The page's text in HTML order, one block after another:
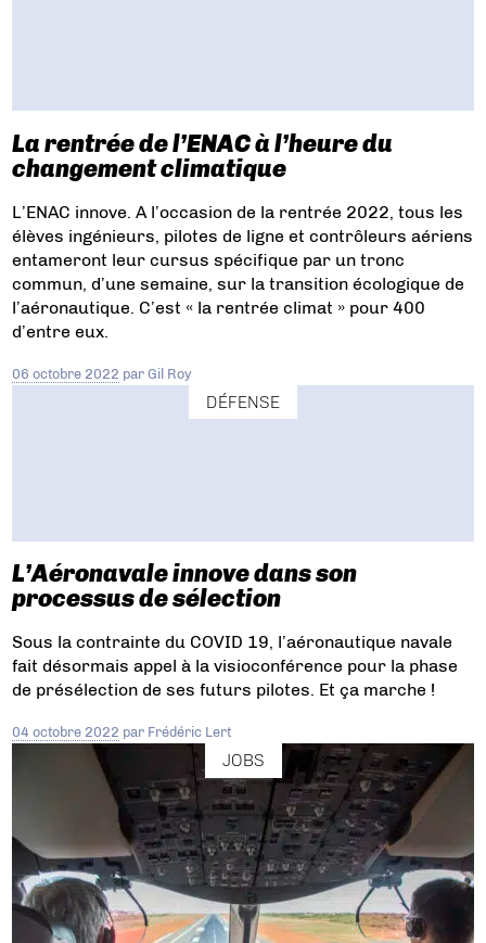
La rentrée de l’ENAC à l’heure du
changement climatique
L’ENAC innove. A l’occasion de la rentrée 2022, tous les
élèves ingénieurs, pilotes de ligne et contrôleurs aériens
entameront leur cursus spécifique par un tronc
commun, d’une semaine, sur la transition écologique de
l’aéronautique. C’est « la rentrée climat » pour 400
d’entre eux.
06 octobre 2022 parGil Roy
DÉFENSE
L’Aéronavale innove dans son
processus de sélection
Sous la contrainte du COVID 19, l’aéronautique navale
fait désormais appel à la visioconférence pour la phase
de présélection de ses futurs pilotes. Et ça marche !
04 octobre 2022 par Frédéric Lert
JOBS